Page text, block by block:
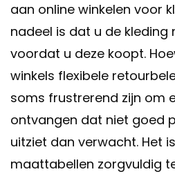
aan online winkelen voor
nadeel is dat u de kleding
voordat u deze koopt.
winkels flexibele
soms frustrerend zijn om
ontvangen dat niet goed
uitziet dan verwacht. Het
maattabellen zorgvuldig